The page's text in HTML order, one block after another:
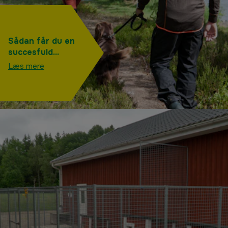
Sådan får du en
succesfuld
vandreferie
Læs mere